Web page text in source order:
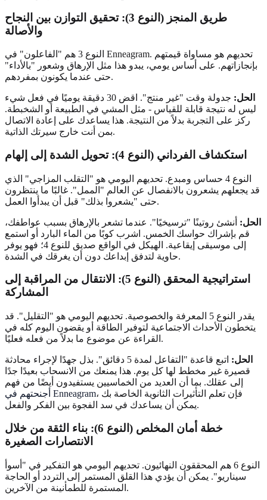
طريق المنجز (النوع 3): تحقيق التوازن بين النجاح
والأصالة
النوع 3 هم "الفاعلون" في Enneagram. تحديهم هو مساواة قيمتهم
بإنجازاتهم. على أساس يومي، يبدو هذا مثل الإرهاق وشعور "بالأداء"
حتى عندما يكونون بمفردهم.
الحل:
جدولة وقت "غير منتج". اقض 30 دقيقة يوميًا في فعل شيء
ليس له نتيجة قابلة للقياس - مثل المشي في الطبيعة أو الشخبطة.
ركز على التجربة بدلاً من النتيجة. هذا يساعدك على إعادة الاتصال
بمن أنت خارج سيرتك الذاتية.
استكشاف الفرداني (النوع 4): تحويل الشدة إلى إلهام
النوع 4 حساس ومبدع. تحديهم اليومي هو "التقلب المزاجي" الذي
قد يجعلهم يشعرون بالانفصال عن العالم "الممل". غالبًا ما ينتظرون
حتى "يشعروا بذلك" قبل أن يبدأوا العمل.
الحل: أنشئ روتينًا "ترسيخيًا". عندما تشعر بالإرهاق بسبب عواطفك،
قم بإشراك حواسك الخمس. اشرب كوبًا من الماء البارد أو استمع
إلى موسيقى إيقاعية. الهيكل في الواقع صديق للنوع 4؛ فهو يوفر
حاوية لتدفق إبداعك دون أن يغرقك في الشدة.
استراتيجية المحقق (النوع 5): الانتقال من المراقبة إلى
المشاركة
يقدر النوع 5 المعرفة والخصوصية. تحديهم اليومي هو "التقليل". قد
يتخطون الأحداث الاجتماعية لتوفير الطاقة أو يقضون اليوم كله في
القراءة عن موضوع ما بدلاً من فعله فعليًا.
الحل:
اتبع قاعدة "التفاعل لمدة 5 دقائق". بذل جهدًا لإجراء محادثة
قصيرة غير مخطط لها كل يوم. هذا يمنعك من الانسحاب بعيدًا جدًا
إلى عقلك. بما أن العديد من الخماسيين يستفيدون أيضًا من فهم
أجنحتهم في Enneagram، فإن تعلم التأثيرات الثانوية الخاصة بك
يمكن أن يساعدك في سد الفجوة بين الفكر والفعل.
خطة أمان المخلص (النوع 6): بناء الثقة من خلال
الانتصارات الصغيرة
النوع 6 هم المحققون النهائيون. تحديهم اليومي هو التفكير في "أسوأ
سيناريو". يمكن أن يؤدي هذا القلق المستمر إلى التردد أو الحاجة
المستمرة للطمأنينة من الآخرين.